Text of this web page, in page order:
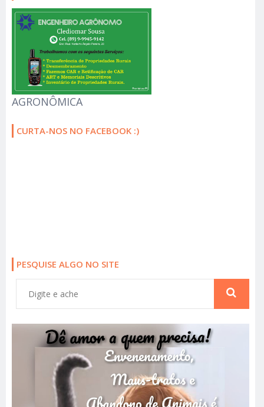
AGRONÔMICA
CURTA-NOS NO FACEBOOK :)
PESQUISE ALGO NO SITE